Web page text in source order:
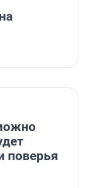
поверья